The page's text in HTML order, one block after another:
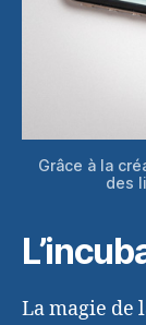
Grâce à la
des
La magie de